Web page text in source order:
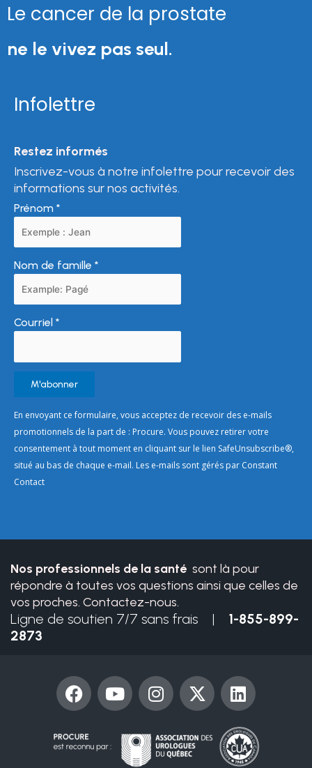
Le cancer de la prostate
ne le vivez pas seul.
Infolettre
Restez informés
Inscrivez-vous à notre infolettre pour recevoir des
informations sur nos activités.
Prénom *
Nom de famille *
Courriel *
Constant
Contact
Use.
Please
leave
En envoyant ce formulaire, vous acceptez de recevoir des e-mails
promotionnels de la part de : Procure. Vous pouvez retirer votre
consentement à tout moment en cliquant sur le lien SafeUnsubscribe®,
situé au bas de chaque e-mail. Les e-mails sont gérés par Constant
Contact
Nos professionnels de la santé sont là pour
répondre à toutes vos questions ainsi que celles de
vos proches. Contactez-nous.
Ligne de soutien 7/7 sans frais | 1-855-899-
2873
F
a
e
b
Y
o
u
I
n
t
a
X
-
w
L
i
k
e